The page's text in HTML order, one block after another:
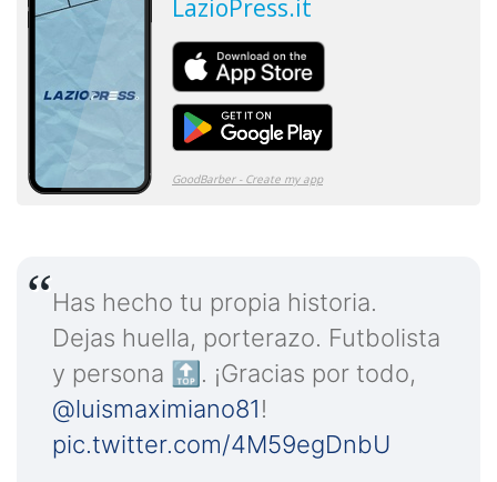
Has hecho tu propia historia.
Dejas huella, porterazo. Futbolista
y persona 🔝. ¡Gracias por todo,
@luismaximiano81!
pic.twitter.com/4M59egDnbU